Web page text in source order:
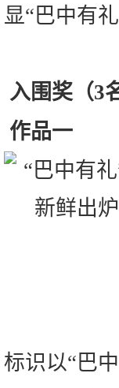
显“巴中有
入围奖（3
作品一
标识以“巴